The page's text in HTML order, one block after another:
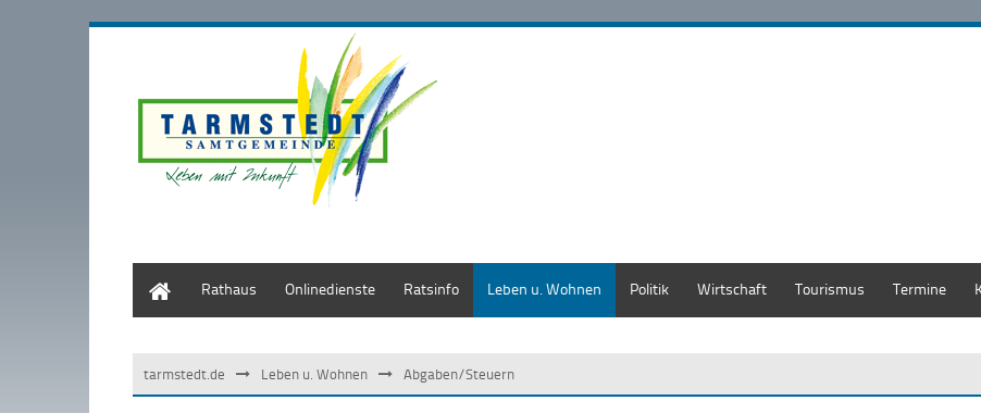
Rathaus Onlinedienste Ratsinfo Leben u. Wohnen Politik Wirtschaft Tourismus Termine
tarmstedt.de Leben u. Wohnen Abgaben/Steuern